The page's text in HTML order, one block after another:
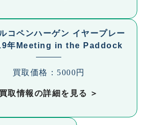
コペンハーゲン イヤープレー
年Meeting in the Paddock
買取価格：5000円
買取情報の詳細を見る